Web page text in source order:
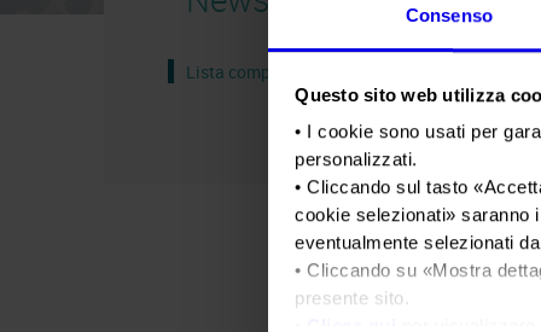
Consenso
Questo sito web utilizza
• I cookie sono usati per
personalizzati.
• Cliccando sul tasto «
cookie selezionati» saranno
eventualmente selezionati
• Cliccando su «Mostra
presente sito.
Lista completa